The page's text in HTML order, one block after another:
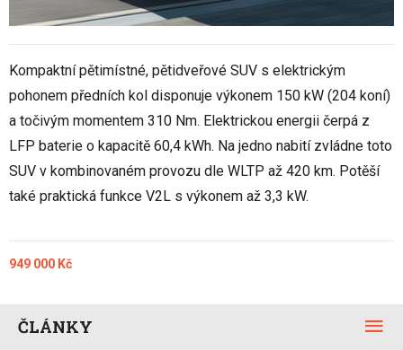
Kompaktní pětimístné, pětidveřové SUV s elektrickým
pohonem předních kol disponuje výkonem 150 kW (204 koní)
a točivým momentem 310 Nm. Elektrickou energii čerpá z
LFP baterie o kapacitě 60,4 kWh. Na jedno nabití zvládne toto
SUV v kombinovaném provozu dle WLTP až 420 km. Potěší
také praktická funkce V2L s výkonem až 3,3 kW.
949 000 Kč
ČLÁNKY